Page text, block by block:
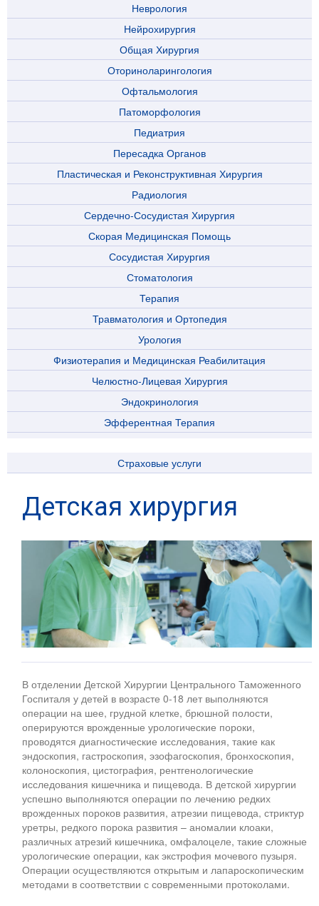
Неврология
Нейрохирургия
Общая Хирургия
Оториноларингология
Офтальмология
Патоморфология
Педиатрия
Пересадка Органов
Пластическая и Реконструктивная Хирургия
Радиология
Сердечно-Сосудистая Хирургия
Скорая Медицинская Помощь
Сосудистая Хирургия
Стоматология
Терапия
Травматология и Ортопедия
Урология
Физиотерапия и Медицинская Реабилитация
Челюстно-Лицевая Хирургия
Эндокринология
Эфферентная Терапия
Страховые услуги
Детская хирургия
В отделении Детской Хирургии Центрального Таможенного
Госпиталя у детей в возрасте 0-18 лет выполняются
операции на шее, грудной клетке, брюшной полости,
оперируются врожденные урологические пороки,
проводятся диагностические исследования, такие как
эндоскопия, гастроскопия, эзофагоскопия, бронхоскопия,
колоноскопия, цистография, рентгенологические
исследования кишечника и пищевода. В детской хирургии
успешно выполняются операции по лечению редких
врожденных пороков развития, атрезии пищевода, стриктур
уретры, редкого порока развития – аномалии клоаки,
различных атрезий кишечника, омфалоцеле, такие сложные
урологические операции, как экстрофия мочевого пузыря.
Операции осуществляются открытым и лапароскопическим
методами в соответствии с современными протоколами.